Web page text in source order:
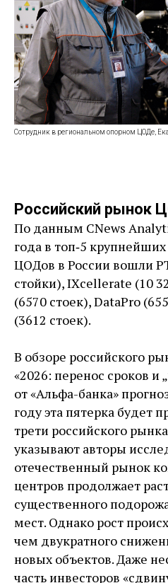
Сотрудник в региональном опорном ЦОДе,
Российский рынок
По данным CNews
года в топ‑5
ЦОДов в России вошли
стойки), IХcellerate (10
(6570 стоек), DataPro
(3612 стоек).
В обзоре российского
«2026: перенос сроков и
от «Альфа-банка»
году эта пятерка будет
трети российского
указывают авторы
отечественный рынок
центров продолжает
существенного
мест. Однако рост
чем двукратного
новых объектов. Даже
часть инвесторов